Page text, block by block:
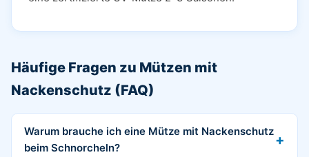
Häufige Fragen zu Mützen mit
Nackenschutz (FAQ)
Warum brauche ich eine Mütze mit Nackenschutz
beim Schnorcheln?